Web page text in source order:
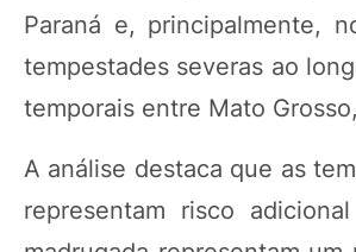
Paraná e, principalmente,
tempestades severas ao
temporais entre Mato
A análise destaca que as
representam risco